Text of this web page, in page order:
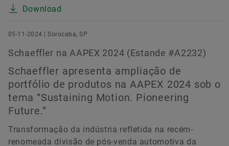
Download
05-11-2024 | Sorocaba, SP
Schaeffler na AAPEX 2024 (Estande #A2232)
Schaeffler apresenta ampliação de
portfólio de produtos na AAPEX 2024 sob o
tema “Sustaining Motion. Pioneering
Future.”
Transformação da indústria refletida na recém-
renomeada divisão de pós-venda automotiva da